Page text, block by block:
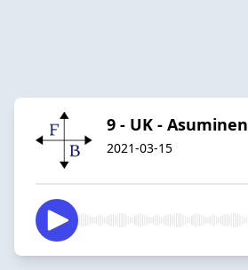
9 - UK - Asuminen
2021-03-15